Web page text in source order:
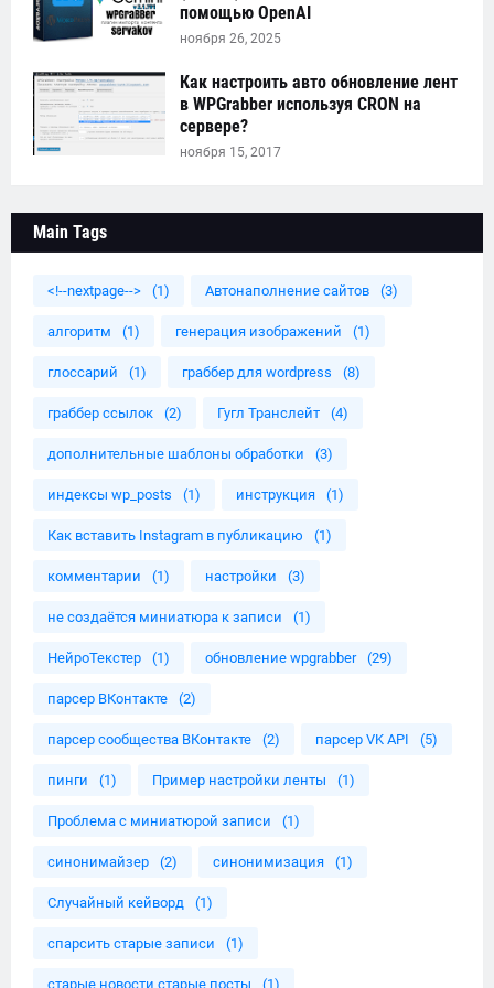
помощью OpenAI
ноября 26, 2025
Как настроить авто обновление лент
в WPGrabber используя CRON на
сервере?
ноября 15, 2017
Main Tags
<!--nextpage--> (1) Автонаполнение сайтов (3)
алгоритм (1) генерация изображений (1)
глоссарий (1) граббер для wordpress (8)
граббер ссылок (2) Гугл Транслейт (4)
дополнительные шаблоны обработки (3)
индексы wp_posts (1) инструкция (1)
Как вставить Instagram в публикацию (1)
комментарии (1) настройки (3)
не создаётся миниатюра к записи (1)
НейроТекстер (1) обновление wpgrabber (29)
парсер ВКонтакте (2)
парсер сообщества ВКонтакте (2) парсер VK API (5)
пинги (1) Пример настройки ленты (1)
Проблема с миниатюрой записи (1)
синонимайзер (2) синонимизация (1)
Случайный кейворд (1)
спарсить старые записи (1)
старые новости старые посты (1)